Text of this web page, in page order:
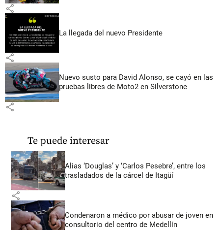
share
La llegada del nuevo Presidente
share
Nuevo susto para David Alonso, se cayó en las
pruebas libres de Moto2 en Silverstone
share
Te puede interesar
Alias ‘Douglas’ y ‘Carlos Pesebre’, entre los
trasladados de la cárcel de Itagüí
share
Condenaron a médico por abusar de joven en
consultorio del centro de Medellín